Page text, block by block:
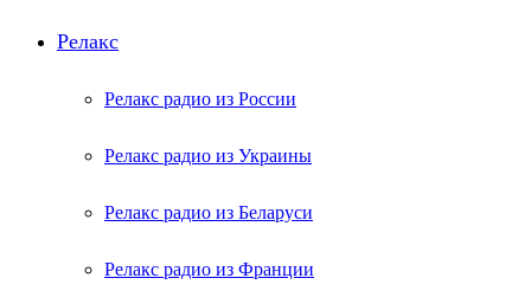
Релакс
Релакс радио из России
Релакс радио из Украины
Релакс радио из Беларуси
Релакс радио из Франции